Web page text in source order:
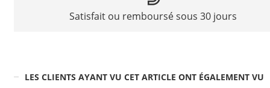
Satisfait ou remboursé sous 30 jours
LES CLIENTS AYANT VU CET ARTICLE ONT ÉGALEMENT VU